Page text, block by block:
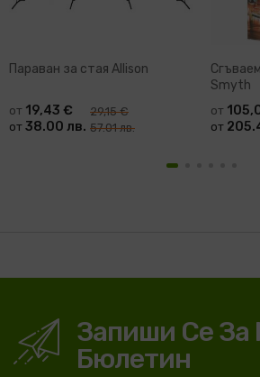
Параван за стая Allison
от 19,43 €
от 38.00 лв.
29,15 €
57.01 лв.
Smyth
от
от
Запиши Се За
Бюлетин